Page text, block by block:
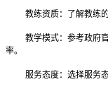
教练资质：了解教练
教学模式：参考政府
率。
服务态度：选择服务